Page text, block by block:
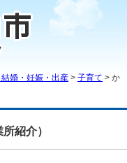
婚・妊娠・出産 > 子育て > か
紹介）